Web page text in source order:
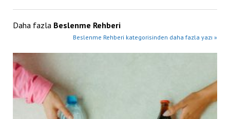
Daha fazla Beslenme Rehberi
Beslenme Rehberi kategorisinden daha fazla yazı »